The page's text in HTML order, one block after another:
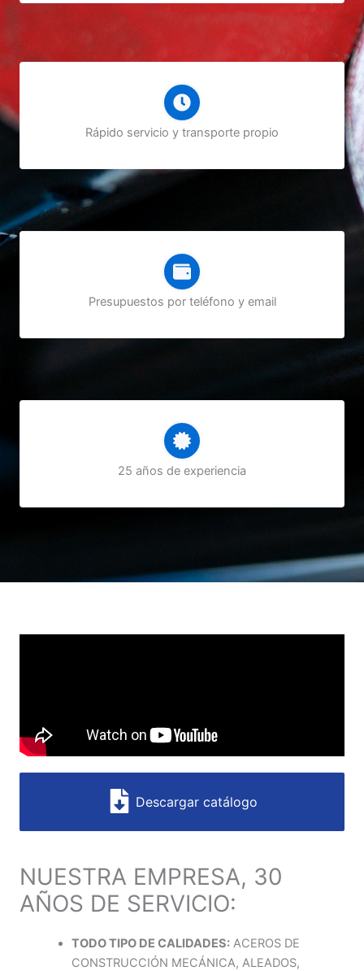
Rápido servicio y transporte propio
Presupuestos por teléfono y email
25 años de experiencia
Descargar catálogo
NUESTRA EMPRESA, 30
AÑOS DE SERVICIO:
TODO TIPO DE CALIDADES:ACEROS DE
CONSTRUCCIÓN MECÁNICA, ALEADOS,